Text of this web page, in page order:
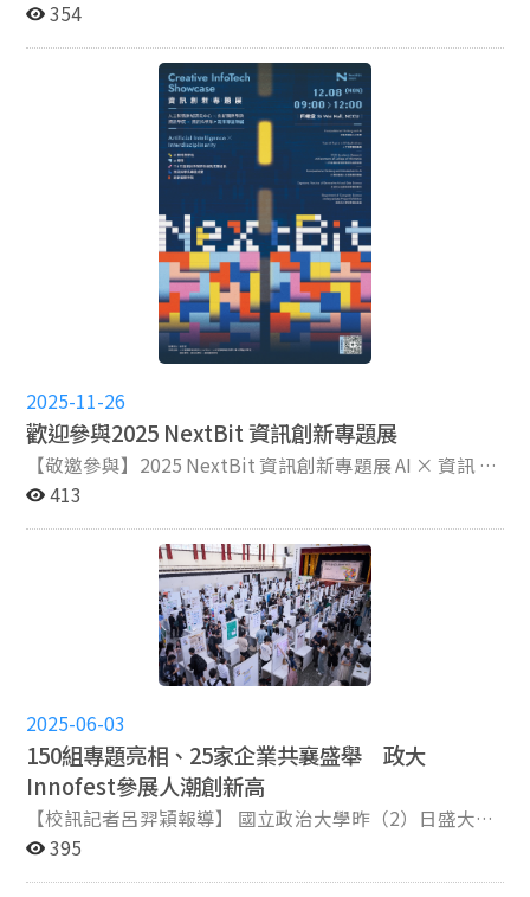
成式 AI 與 VR 技術創作出互動體驗。體驗者透過揮動手臂
陳濰澤說明：「現在人機互動的趨勢是從『人去適應機
器』變成『機器去適應人』，我們希望透過 AI 動態回饋
來驅動程式。」他也透露，首次嘗試多人互動功能時，在
連線同步與圖片共享上遇到了不少技術困難。 此外，心理
系的外籍學生團隊，則提出利用聊天記錄進行心理診斷輔
助的創新概念。團隊成員Cihan van Eijk說明，傳統心理諮
商多依賴個案自述或家屬提供的病史，他們希望能從個案
與親友的日常對話數據中獲得更多洞察。但他也直言目前
面臨的最大挑戰是隱私權問題：「Going Through
Someone's Chat Data for Good Purpose but Still is
Relatively Radical.（即便出於良善目的去查看某人的聊
天數據，這仍然是相對激進的作法。）」 聯展最後，資訊
學開發的「基於 SwinTransformer 模型智慧食譜推薦平
台」憑藉其實用性與技術亮點，榮獲「人氣獎」。在「優
良獎」方面，獲獎專題為廖經翔同學的T2 I Prompt
Seeker — A System for Generating Image-Based
Prompts and Exploration專題、何嘉柚同學的Early In-
Kernel eBPF/XDP Filtering for Reducing Multicast
Overhead in IoT Service Discovery專題，以及吳岱芸同
學的Memory Management of LLM-Driven Storytelling
for AI-Native Narrative Games專題，皆充分展現學生在
AI應用、系統底層優化及互動娛樂技術上的創新實力。 除
專題展示外，本次更加入7組資訊學院研究生團隊於現場
舉行「學術研究成果發表」，議題涵蓋身分與交易安全
(Authentication & Crypto)、視覺與感知(Computer
Vision & ML)，以及虛擬實境與觸覺回饋等多重面向。透
過學術研究的加入，展現政大在數位轉型與資訊科學領域
的豐沛研發能量。 2025 NextBit Exhibition Section：
https://linktr.ee/2025_NextBit 本文轉轉自政大校園新
聞
實現你腦中的系統藍圖。 講者：崔殷豪 / 一人x AI 獨立公
司（400億上市資訊公司前副總） 議程： 10:20-10:30 報
經理：如何用自然語言「指揮」程式碼 12:00-13:00 休息
13:00-14:30 課程Ⅱ：從許願到實現：將模糊的想法轉化
當AI犯錯時：學會「除錯溝通」與「產品上線」
師：陶韻智（台大兼任教授 / 口袋證券董事長） 主持：郭
https://reurl.cc/GGAZrW，即日起至11月30日止截止
【演講時間】114年12月1日 16:10-19:00 【活動地點】研
究大樓2樓 250203教室 【報名對象】歡迎教師 , 職員工 ,
LINE 前總經理陶韻智，講者將從自身 All in AI 的歷程，談
他怎麼學 AI，怎麼學 Vibe Coding，自己 Vibe Coding 了
100+ 應用的歷程，裡面的技術與商業想法，分享給聽
請各位參加者帶著筆電一起參與。
354
2025-11-26
歡迎參與2025 NextBit 資訊創新專題展
【敬邀參與】2025 NextBit 資訊創新專題展 AI × 資訊 ×
創新成果一次看 114-1學期期末聯展正式以 「NextBit 資
資訊相關科系的專題成果，與 6 月的 Innofest 校級聯展
做出更明確的品牌區隔，成為政大資訊與 AI 創新應用的
重要年度成果展。本次展出將匯聚 97 組學生團隊，涵蓋
從計算思維、人工智慧實務、生成式 AI 應用到跨域應用
研究等多元課程成果，完整呈現學生從創意發想、工具操
作到跨領域實作的完整歷程。 除課程專題外，亦有資訊學
新研究成果，展現政大在資訊科學與 AI 領域的研究能
量。 【觀展報名連結】 https://reurl.cc/4bQY72 【時
間】2025年12月8日 09:00-12:00（12/8 12:00-12/9
12:00靜態展覽 ） 【地點】國立政治大學四維堂（聯展將
以雙語進行） 【本次參展單位/課程】 計算思維與人工智
慧 人工智慧實務專題 114年度資訊學院學術研究成果發表
計算思維與人工智慧應用導論 生成式AI及資料科學應用實
413
2025-06-03
150組專題亮相、25家企業共襄盛舉 政大
Innofest參展人潮創新高
【校訊記者呂羿穎報導】 國立政治大學昨（2）日盛大舉
辦 2025 NCCU Innofest期末專題海報聯展，暨政大鏈結AI
395